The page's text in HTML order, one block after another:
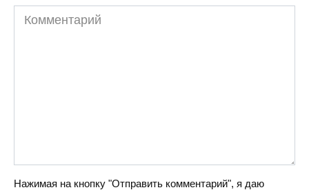
Комментарий
Нажимая на кнопку "Отправить комментарий", я даю